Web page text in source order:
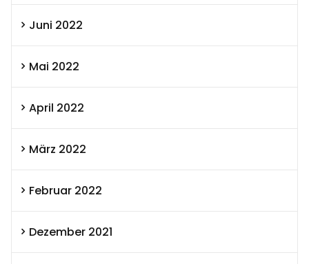
Juni 2022
Mai 2022
April 2022
März 2022
Februar 2022
Dezember 2021